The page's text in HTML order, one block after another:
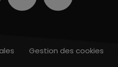
Gestion des cookies